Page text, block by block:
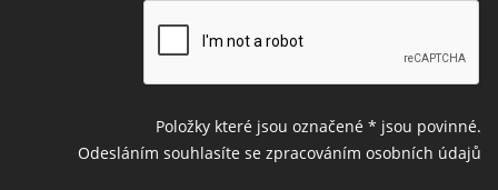
Položky které jsou označené * jsou povinné.
Odesláním souhlasíte se zpracováním osobních údajů